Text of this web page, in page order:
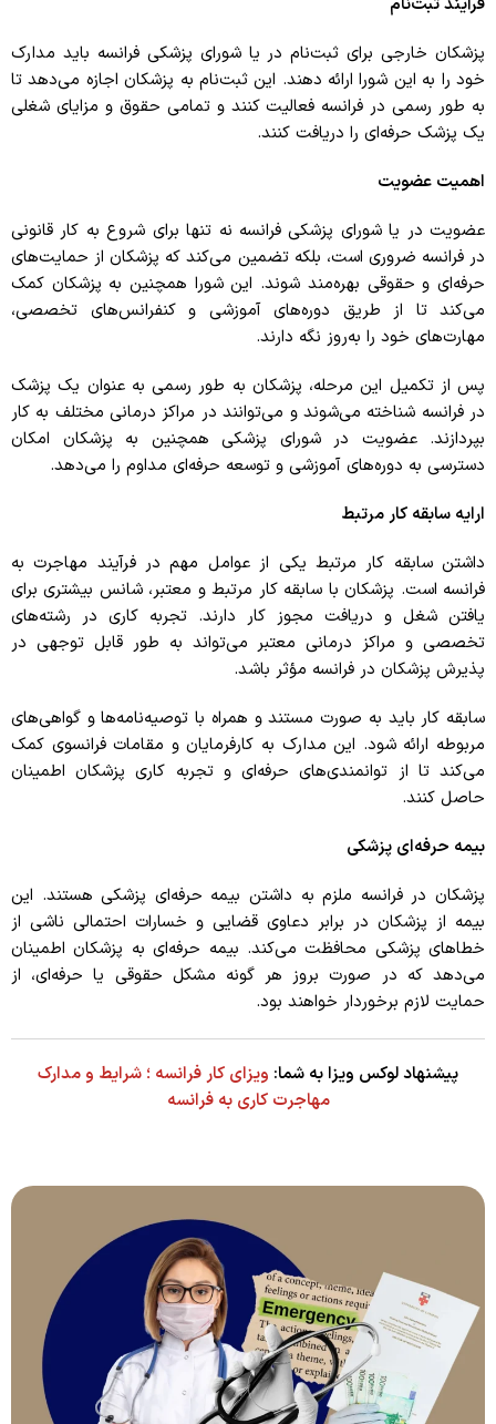
فرآیند ثبت‌نام
پزشکان خارجی برای ثبت‌نام در یا شورای پزشکی فرانسه باید مدارک
خود را به این شورا ارائه دهند. این ثبت‌نام به پزشکان اجازه می‌دهد تا
به طور رسمی در فرانسه فعالیت کنند و تمامی حقوق و مزایای شغلی
یک پزشک حرفه‌ای را دریافت کنند.
اهمیت عضویت
عضویت در یا شورای پزشکی فرانسه نه تنها برای شروع به کار قانونی
در فرانسه ضروری است، بلکه تضمین می‌کند که پزشکان از حمایت‌های
حرفه‌ای و حقوقی بهره‌مند شوند. این شورا همچنین به پزشکان کمک
می‌کند تا از طریق دوره‌های آموزشی و کنفرانس‌های تخصصی،
مهارت‌های خود را به‌روز نگه دارند.
پس از تکمیل این مرحله، پزشکان به طور رسمی به عنوان یک پزشک
در فرانسه شناخته می‌شوند و می‌توانند در مراکز درمانی مختلف به کار
بپردازند. عضویت در شورای پزشکی همچنین به پزشکان امکان
دسترسی به دوره‌های آموزشی و توسعه حرفه‌ای مداوم را می‌دهد.
ارایه سابقه کار مرتبط
داشتن سابقه کار مرتبط یکی از عوامل مهم در فرآیند مهاجرت به
فرانسه است. پزشکان با سابقه کار مرتبط و معتبر، شانس بیشتری برای
یافتن شغل و دریافت مجوز کار دارند. تجربه کاری در رشته‌های
تخصصی و مراکز درمانی معتبر می‌تواند به طور قابل توجهی در
پذیرش پزشکان در فرانسه مؤثر باشد.
سابقه کار باید به صورت مستند و همراه با توصیه‌نامه‌ها و گواهی‌های
مربوطه ارائه شود. این مدارک به کارفرمایان و مقامات فرانسوی کمک
می‌کند تا از توانمندی‌های حرفه‌ای و تجربه کاری پزشکان اطمینان
حاصل کنند.
بیمه حرفه‌ای پزشکی
پزشکان در فرانسه ملزم به داشتن بیمه حرفه‌ای پزشکی هستند. این
بیمه از پزشکان در برابر دعاوی قضایی و خسارات احتمالی ناشی از
خطاهای پزشکی محافظت می‌کند. بیمه حرفه‌ای به پزشکان اطمینان
می‌دهد که در صورت بروز هر گونه مشکل حقوقی یا حرفه‌ای، از
حمایت لازم برخوردار خواهند بود.
پیشنهاد لوکس ویزا به شما: ویزای کار فرانسه ؛ شرایط و مدارک
مهاجرت کاری به فرانسه